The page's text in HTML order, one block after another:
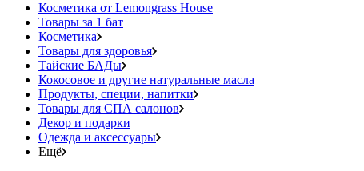
Косметика от Lemongrass House
Товары за 1 бат
Косметика
Товары для здоровья
Тайские БАДы
Кокосовое и другие натуральные масла
Продукты, специи, напитки
Товары для СПА салонов
Декор и подарки
Одежда и аксессуары
Ещё